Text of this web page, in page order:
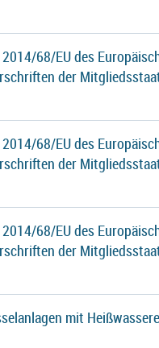
68/EU des
der
68/EU des
der
68/EU des
der
mit